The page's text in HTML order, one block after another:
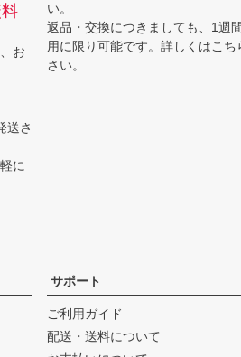
お
送さ
に
い。
返品・交換につきましても、1週
用に限り可能です。詳しくはこち
さい。
サポート
ご利用ガイド
配送・送料について